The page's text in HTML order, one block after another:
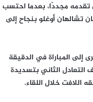
تقدمه مجددًا، بعدما احتسب
تشالهان أوغلو بنجاح إلى
إلى المباراة في الدقيقة
التعادل الثاني بتسديدة
اللافت خلال اللقاء.